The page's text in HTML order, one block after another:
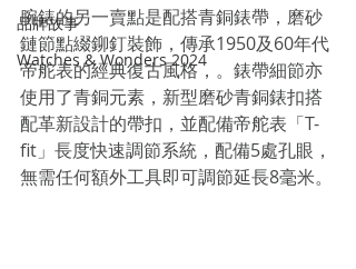
品牌故事
Watches & Wonders 2024
腕錶的另一賣點是配搭青銅錶帶，磨砂
鏈節點綴鉚釘裝飾，傳承1950及60年代
帝舵表的經典復古風格，。錶帶細節亦
使用了青銅元素，新型磨砂青銅錶扣搭
配革新設計的帶扣，並配備帝舵表「T-
fit」長度快速調節系統，配備5處孔眼，
無需任何額外工具即可調節延長8毫米。